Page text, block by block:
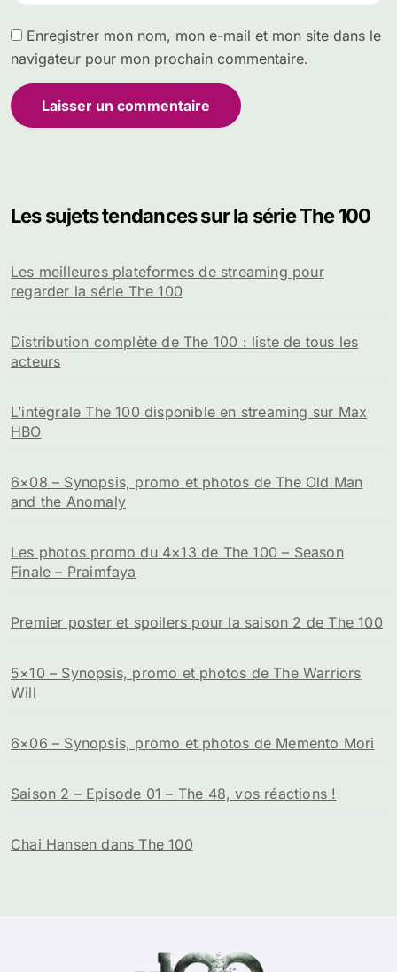
Enregistrer mon nom, mon e-mail et mon site dans le
navigateur pour mon prochain commentaire.
Les sujets tendances sur la série The 100
Les meilleures plateformes de streaming pour
regarder la série The 100
Distribution complète de The 100 : liste de tous les
acteurs
L’intégrale The 100 disponible en streaming sur Max
HBO
6×08 – Synopsis, promo et photos de The Old Man
and the Anomaly
Les photos promo du 4×13 de The 100 – Season
Finale – Praimfaya
Premier poster et spoilers pour la saison 2 de The 100
5×10 – Synopsis, promo et photos de The Warriors
Will
6×06 – Synopsis, promo et photos de Memento Mori
Saison 2 – Episode 01 – The 48, vos réactions !
Chai Hansen dans The 100